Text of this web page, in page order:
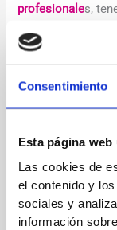
Consentimiento
Esta página
Las cookies de
el contenido y
sociales y
información
profesionales,
y formadores y
cada empresa.
←Entrada anterior
Deja un
Tu dirección de
campos